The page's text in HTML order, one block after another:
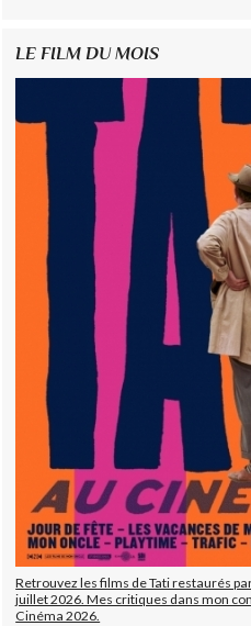
LE FILM DU MOIS
Retrouvez les films de Tati restaurés
juillet 2026. Mes critiques dans mon
Cinéma 2026.